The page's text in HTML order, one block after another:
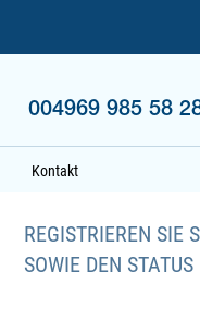
004969 985 58
Kontakt
REGISTRIEREN SIE
SOWIE DEN